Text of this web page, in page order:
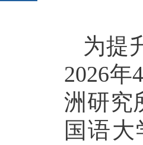
为提
2026
洲研究
国语